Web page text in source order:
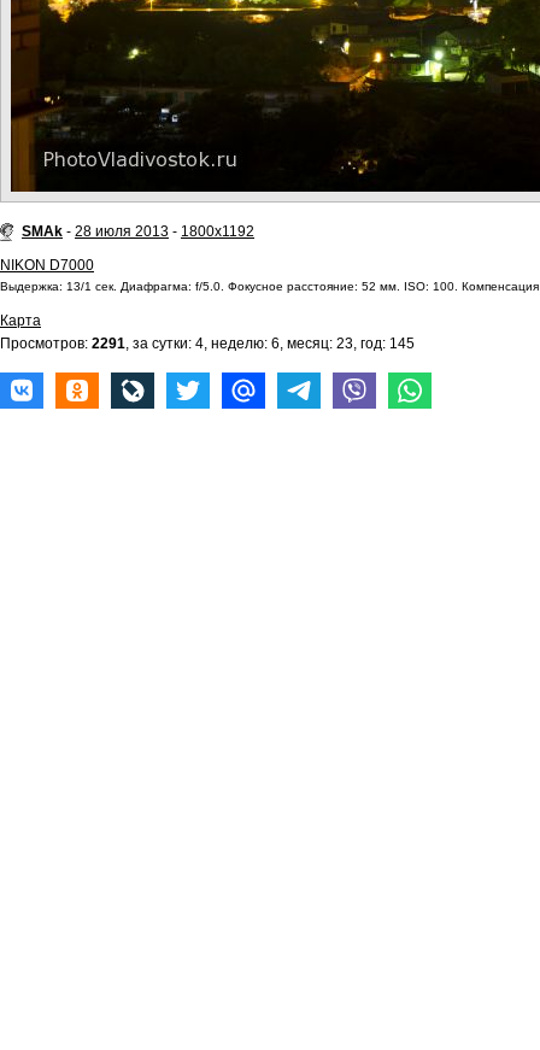
SMAk - 28 июля 2013 - 1800x1192
NIKON D7000
Выдержка: 13/1 сек. Диафрагма: f/5.0. Фокусное расстояние: 52 мм. ISO: 100.
Карта
Просмотров: 2291, за сутки: 4, неделю: 6, месяц: 23, год: 145